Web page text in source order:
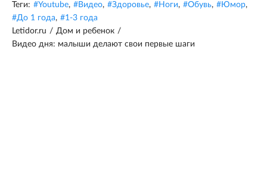
Теги: #Youtube, #Видео, #Здоровье, #Ноги, #Обувь, #Юмор,
#До 1 года, #1-3 года
Letidor.ru / Дом и ребенок /
Видео дня: малыши делают свои первые шаги